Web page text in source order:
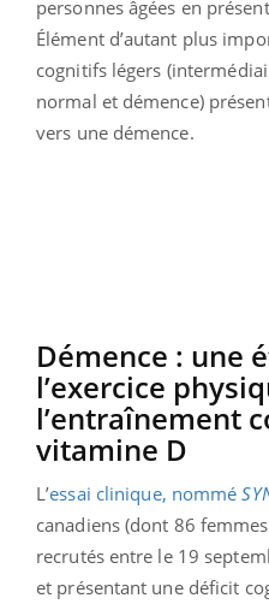
personnes âgées en
Élément d’autant plus
cognitifs légers
normal et démence)
vers une démence.
Démence : une
l’exercice
l’entraînement
vitamine D
L’essai clinique, nommé
canadiens (dont 86
recrutés entre le 19
et présentant une déficit